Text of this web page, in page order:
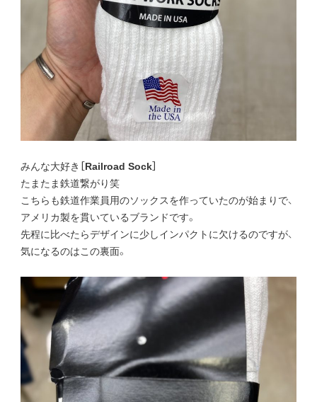
みんな大好き
［Railroad Sock］
たまたま鉄道繋がり笑
こちらも鉄道作業員用のソックスを作っていたのが始まりで、
アメリカ製を貫いているブランドです。
先程に比べたらデザインに少しインパクトに欠けるのですが、
気になるのはこの裏面。